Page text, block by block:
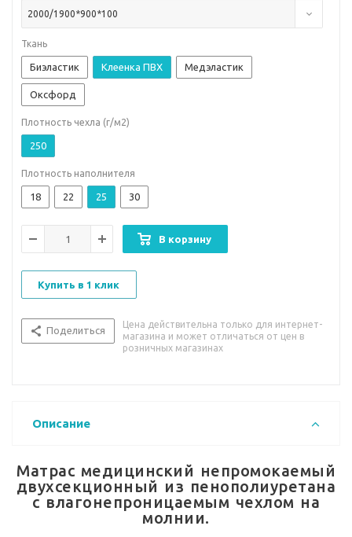
2000/1900*900*100
Ткань
Биэластик Клеенка ПВХ Медэластик
Оксфорд
Плотность чехла (г/м2)
250
Плотность наполнителя
18 22 25 30
В корзину
Купить в 1 клик
Поделиться
Цена действительна только для интернет-
магазина и может отличаться от цен в
розничных магазинах
Описание
Матрас медицинский непромокаемый
двухсекционный из пенополиуретана
с влагонепроницаемым чехлом на
молнии.